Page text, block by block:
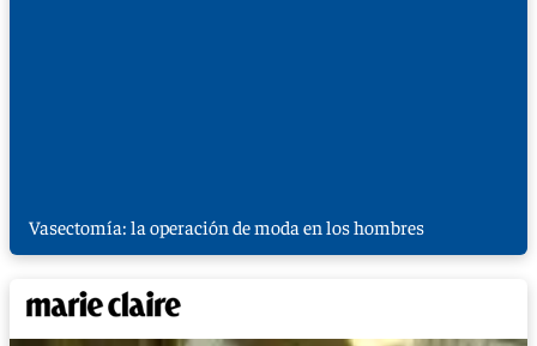
Vasectomía: la operación de moda en los hombres